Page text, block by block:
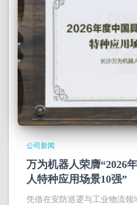
公司新闻
万为机器人荣膺“2026
人特种应用场景10强”
凭借在安防巡逻与工业物流领